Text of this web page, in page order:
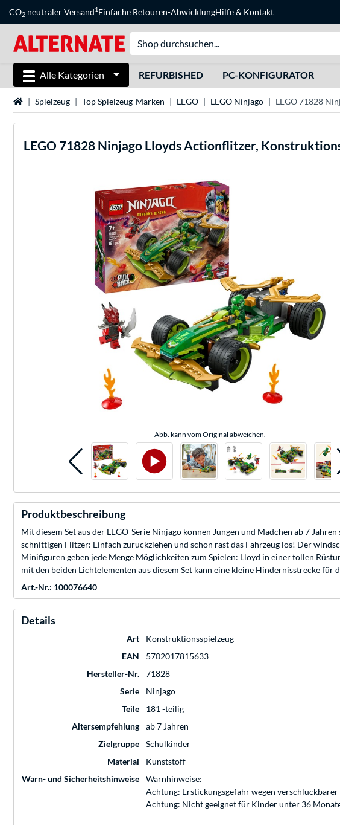
CO2 neutraler Versand1Einfache Retouren-AbwicklungHilfe& Kontakt
Alle Kategorien REFURBISHED PC-KONFIGURATOR
StartseiteSpielzeug Top Spielzeug-Marken LEGO LEGO Ninjago LEGO 71828
LEGO 71828 Ninjago Lloyds Actionflitzer,
Abb. kann vom Original abweichen.
Produktbeschreibung
Mit diesem Set aus der LEGO-Serie Ninjago können Jungen und Mädchen ab 7
schnittigen Flitzer: Einfach zurückziehen und schon rast das Fahrzeug los! Der
Minifiguren geben jede Menge Möglichkeiten zum Spielen: Lloyd in einer tollen
mit den beiden Lichtelementen aus diesem Set kann eine kleine Hindernisstrecke für
Art.-Nr.: 100076640
Details
Art
Konstruktionsspielzeug
EAN
5702017815633
Hersteller-Nr.
71828
Serie
Ninjago
Teile
181 -teilig
Altersempfehlung
ab 7 Jahren
Zielgruppe
Schulkinder
Material
Kunststoff
Warn- und Sicherheitshinweise
Warnhinweise:
Achtung: Erstickungsgefahr wegen
Achtung: Nicht geeignet für Kinder unter 36